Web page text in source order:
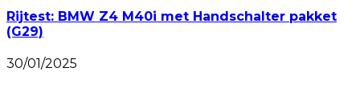
Rijtest: BMW Z4 M40i met Handschalter pakket
(G29)
30/01/2025